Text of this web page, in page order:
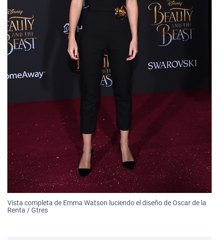
Vista completa de Emma Watson luciendo el diseño de Oscar de la
Renta / Gtres